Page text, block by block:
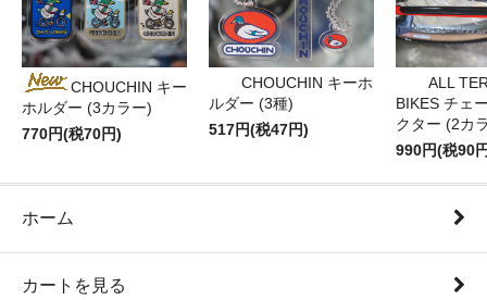
CHOUCHIN キー
ホルダー (3カラー)
770円(税70円)
CHOUCHIN キーホ
ルダー (3種)
517円(税47円)
ALL
BIKES チェ
クター (2カ
990円(税90
ホーム
カートを見る